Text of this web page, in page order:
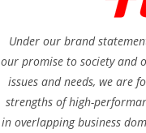
Under our brand
our promise to society and
issues and needs, we are
strengths of high-
in overlapping business